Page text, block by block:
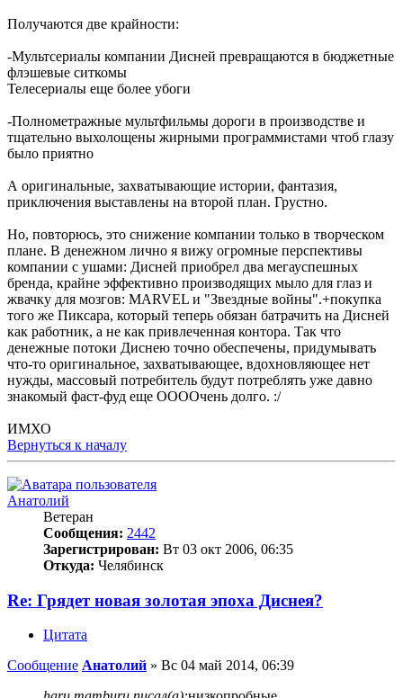
Получаются две крайности:
-Мультсериалы компании Дисней превращаются в бюджетные
флэшевые ситкомы
Телесериалы еще более убоги
-Полнометражные мультфильмы дороги в производстве и
тщательно выхолощены жирными программистами чтоб глазу
было приятно
А оригинальные, захватывающие истории, фантазия,
приключения выставлены на второй план. Грустно.
Но, повторюсь, это снижение компании только в творческом
плане. В денежном лично я вижу огромные перспективы
компании с ушами: Дисней приобрел два мегауспешных
бренда, крайне эффективно производящих мыло для глаз и
жвачку для мозгов: MARVEL и "Звездные войны".+покупка
того же Пиксара, который теперь обязан батрачить на Дисней
как работник, а не как привлеченная контора. Так что
денежные потоки Диснею точно обеспечены, придумывать
что-то оригинальное, захватывающее, вдохновляющее нет
нужды, массовый потребитель будут потреблять уже давно
знакомый фаст-фуд еще ООООчень долго. :/
ИМХО
Вернуться к началу
Анатолий
Ветеран
Сообщения: 2442
Зарегистрирован: Вт 03 окт 2006, 06:35
Откуда: Челябинск
Re: Грядет новая золотая эпоха Диснея?
Цитата
Сообщение Анатолий » Вс 04 май 2014, 06:39